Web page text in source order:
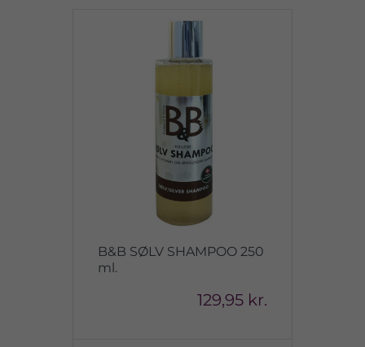
B&B SØLV SHAMPOO 250
ml.
129,95 kr.